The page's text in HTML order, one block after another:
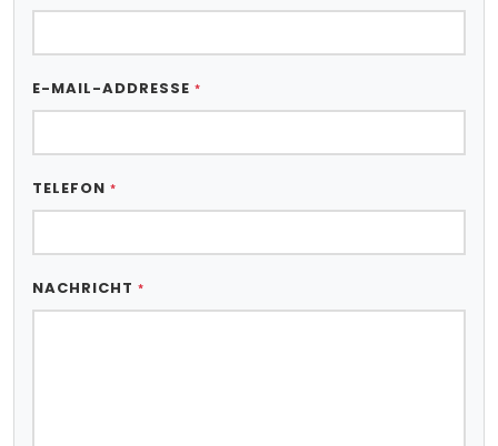
E-MAIL-ADDRESSE *
TELEFON *
NACHRICHT *